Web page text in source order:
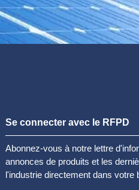
Se connecter avec le RFPD
Abonnez-vous à notre lettre
annonces de produits et les
l'industrie directement dans votre